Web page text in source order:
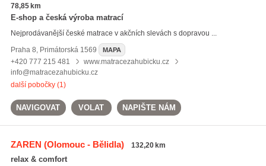
78,85 km
E-shop a česká výroba matrací
Nejprodávanější české matrace v akčních slevách s dopravou ...
Praha 8, Primátorská 1569 MAPA
+420 777 215 481
www.matracezahubicku.cz
info@matracezahubicku.cz
další pobočky (1)
NAVIGOVAT VOLAT NAPIŠTE NÁM
ZAREN (Olomouc - Bělidla) 132,20 km
relax & comfort